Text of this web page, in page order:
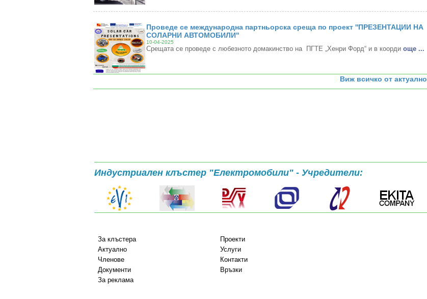
Проведе се международна партньорска среща по проект ''ПРЕЗЕНТАЦИИ НА
СОЛАРНИ АВТОМОБИЛИ''
10-04-2025
Срещата се проведе с любезното домакинство на ПГТЕ „Хенри Форд“ и в коорди oще ...
Виж всичко от актуално
Индустриален клъстер "Електромобили" - Учредители:
За клъстера
Проекти
Актуално
Услуги
Членове
Контакти
Документи
Връзки
За реклама